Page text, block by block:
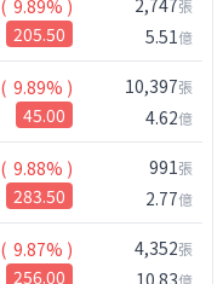
( 9.89% )
205.50
2,747張
5.51億
( 9.89% )
45.00
10,397張
4.62億
( 9.88% )
283.50
991張
2.77億
( 9.87% )
256.00
4,352張